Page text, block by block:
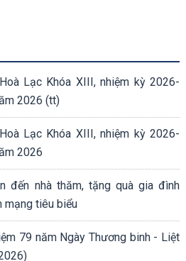
Lạc Khóa XIII, nhiệm kỳ 2026-
2026 (tt)
Lạc Khóa XIII, nhiệm kỳ 2026-
2026
đến nhà thăm, tặng quà gia đình
mạng tiêu biểu
79 năm Ngày Thương binh - Liệt